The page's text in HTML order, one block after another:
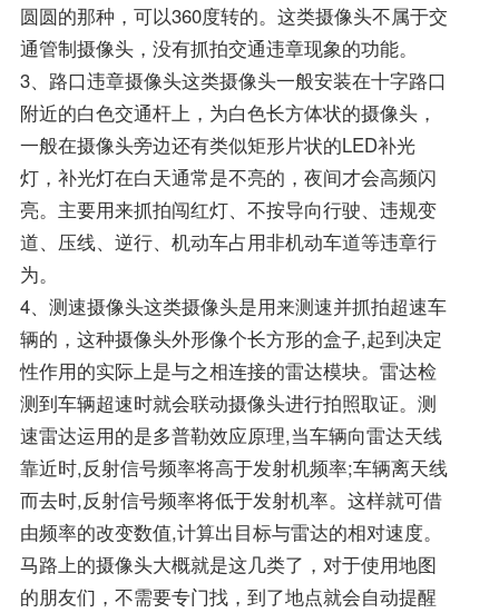
圆圆的那种，可以360度转的。这类摄像头不属于交
通管制摄像头，没有抓拍交通违章现象的功能。
3、路口违章摄像头这类摄像头一般安装在十字路口
附近的白色交通杆上，为白色长方体状的摄像头，
一般在摄像头旁边还有类似矩形片状的LED补光
灯，补光灯在白天通常是不亮的，夜间才会高频闪
亮。主要用来抓拍闯红灯、不按导向行驶、违规变
道、压线、逆行、机动车占用非机动车道等违章行
为。
4、测速摄像头这类摄像头是用来测速并抓拍超速车
辆的，这种摄像头外形像个长方形的盒子,起到决定
性作用的实际上是与之相连接的雷达模块。雷达检
测到车辆超速时就会联动摄像头进行拍照取证。测
速雷达运用的是多普勒效应原理,当车辆向雷达天线
靠近时,反射信号频率将高于发射机频率;车辆离天线
而去时,反射信号频率将低于发射机率。这样就可借
由频率的改变数值,计算出目标与雷达的相对速度。
马路上的摄像头大概就是这几类了，对于使用地图
的朋友们，不需要专门找，到了地点就会自动提醒